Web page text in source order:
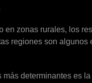
en zonas rurales, los
regiones son
más determinantes es